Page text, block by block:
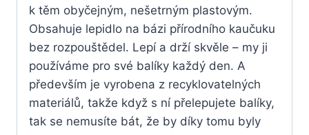
k těm obyčejným, nešetrným plastovým.
Obsahuje lepidlo na bázi přírodního kaučuku
bez rozpouštědel. Lepí a drží skvěle – my ji
používáme pro své balíky každý den. A
především je vyrobena z recyklovatelných
materiálů, takže když s ní přelepujete balíky,
tak se nemusíte bát, že by díky tomu byly